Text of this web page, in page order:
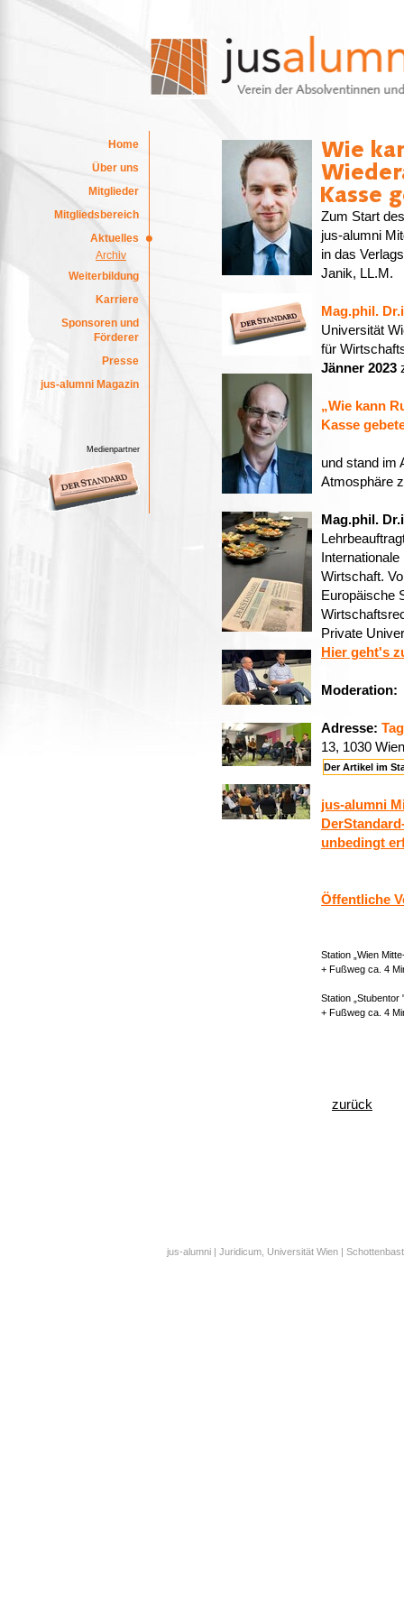
Home
Über uns
Mitglieder
Mitgliedsbereich
Aktuelles
Archiv
Weiterbildung
Karriere
Sponsoren und
Förderer
Presse
jus-alumni Magazin
Medienpartner
Zum Start
jus-alumni
in das
Janik, LL.M.
Mag.phil.
Universität
für
Jänner 2023
„Wie kann
Kasse
und stand im
Atmosphäre
Mag.phil.
Wirtschaft.
Europäische
Private
Hier geht's
Adresse:
13, 1030 Wien
Der Artikel im
jus-alumni
unbedingt
Öffentliche
Station „Wien
+ Fußweg ca. 4
Station „Stubentor
+ Fußweg ca. 4
zurück
jus-alumni | Juridicum, Universität Wien |